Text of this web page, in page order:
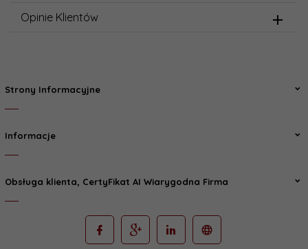
Opinie Klientów
Strony Informacyjne
Informacje
Obsługa klienta, CertyFikat AI Wiarygodna Firma